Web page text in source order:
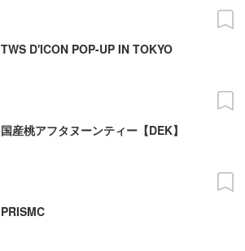
TWS D'ICON POP-UP IN TOKYO
国産桃アフタヌーンティー【DEK】
PRISMC